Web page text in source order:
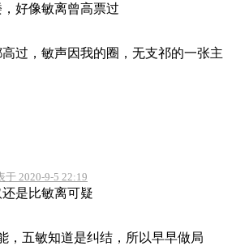
好像敏离曾高票过
过，敏声因我的圈，无支祁的一张主
于 2020-9-5 22:19
是比敏离可疑
，五敏知道是纠结，所以早早做局